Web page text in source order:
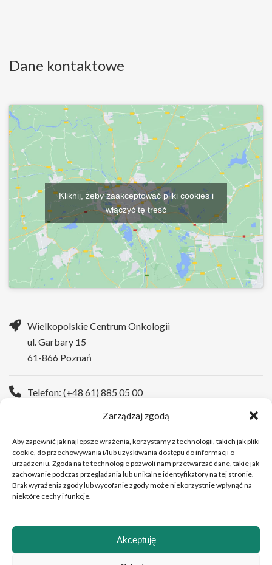
Zarządzaj zgodą
Aby zapewnić jak najlepsze wrażenia, korzystamy z technologii, takich jak pliki
cookie, do przechowywania i/lub uzyskiwania dostępu do informacji o
urządzeniu. Zgoda na te technologie pozwoli nam przetwarzać dane, takie jak
zachowanie podczas przeglądania lub unikalne identyfikatory na tej stronie.
Brak wyrażenia zgody lub wycofanie zgody może niekorzystnie wpłynąć na
niektóre cechy i funkcje.
Akceptuję
Dane kontaktowe
Kliknij, żeby zaakceptować pliki cookies i
włączyć tę treść
Wielkopolskie Centrum Onkologii
ul. Garbary 15
61-866 Poznań
Telefon: (+48 61) 885 05 00
Copyright © 2026 Wielkopolskie Centrum Onkologii